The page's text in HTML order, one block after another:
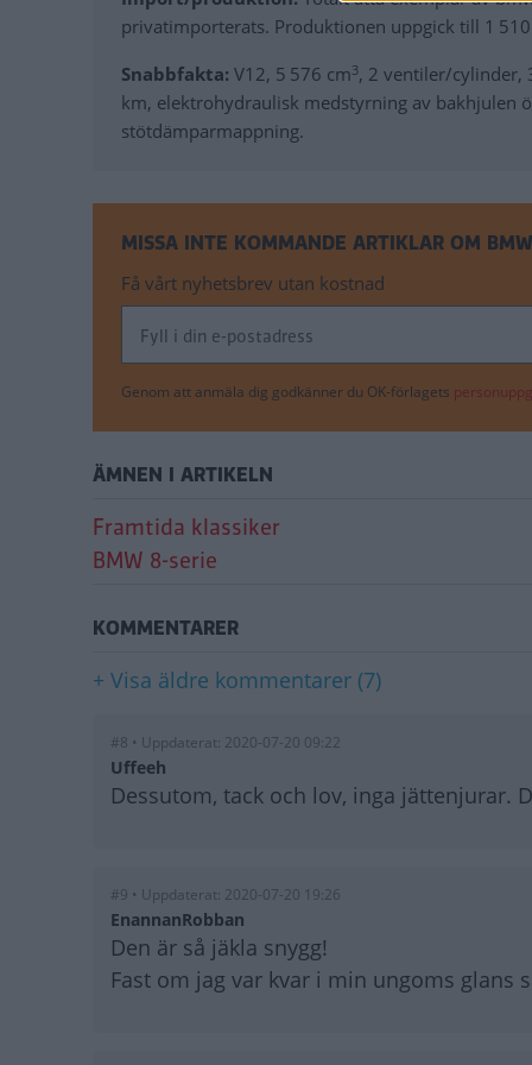
privatimporterats. Produktionen uppgick till 1
Snabbfakta: V12, 5 576 cm3, 2 ventiler/cylinder,
km, elektrohydraulisk medstyrning av bakhjulen
stötdämparmappning.
MISSA INTE KOMMANDE ARTIKLAR OM
Få vårt nyhetsbrev utan kostnad
Genom att anmäla dig godkänner du OK-förlagets
ÄMNEN I ARTIKELN
Framtida klassiker
BMW 8-serie
KOMMENTARER
+ Visa äldre kommentarer (7)
#8 • Uppdaterat: 2020-07-20 09:22
Uffeeh
Dessutom, tack och lov, inga jättenjurar.
#9 • Uppdaterat: 2020-07-20 19:26
EnannanRobban
Den är så jäkla snygg!
Fast om jag var kvar i min ungoms glans